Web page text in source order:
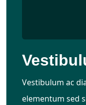
Vestibulum ac
elementum sed